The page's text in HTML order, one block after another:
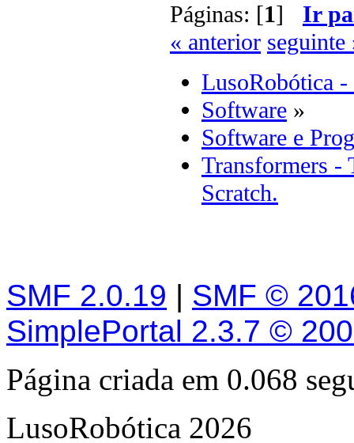
Páginas: [1] Ir
« anterior seguinte
LusoRobótica -
Software »
Software e
Transformers -
Scratch.
SMF 2.0.19 | SMF ©
SimplePortal 2.3.7 ©
Página criada em 0.068
LusoRobótica 2026